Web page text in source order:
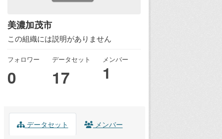
美濃加茂市
この組織には説明がありません
フォロワー
0
データセット
17
メンバー
1
データセット メンバー